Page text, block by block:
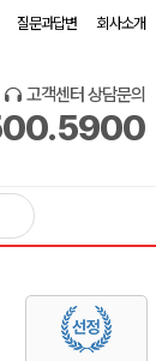
질문과답변 회사소개
고객센터 상담문의